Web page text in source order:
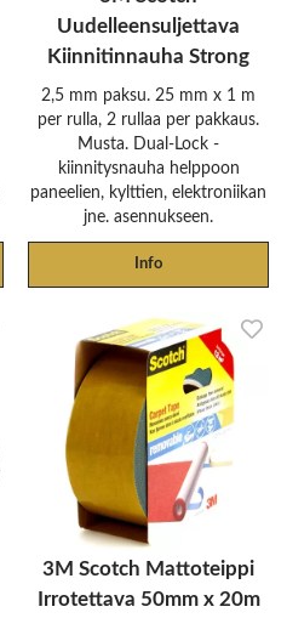
Uudelleensuljettava
Kiinnitinnauha Strong
2,5 mm paksu. 25 mm x 1 m
per rulla, 2 rullaa per pakkaus.
Musta. Dual-Lock -
kiinnitysnauha helppoon
paneelien, kylttien, elektroniikan
jne. asennukseen.
Info
3M Scotch Mattoteippi
Irrotettava 50mm x 20m